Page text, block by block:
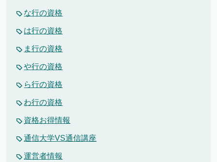
な行の資格
は行の資格
ま行の資格
や行の資格
ら行の資格
わ行の資格
資格お得情報
通信大学VS通信講座
運営者情報